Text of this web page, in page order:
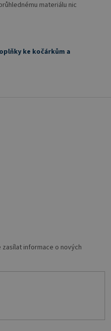
materiálu nic
ke kočárkům a
zasílat informace o nových